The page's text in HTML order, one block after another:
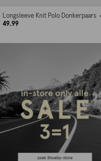
Longsleeve Knit Polo Donkerpaars
49.99